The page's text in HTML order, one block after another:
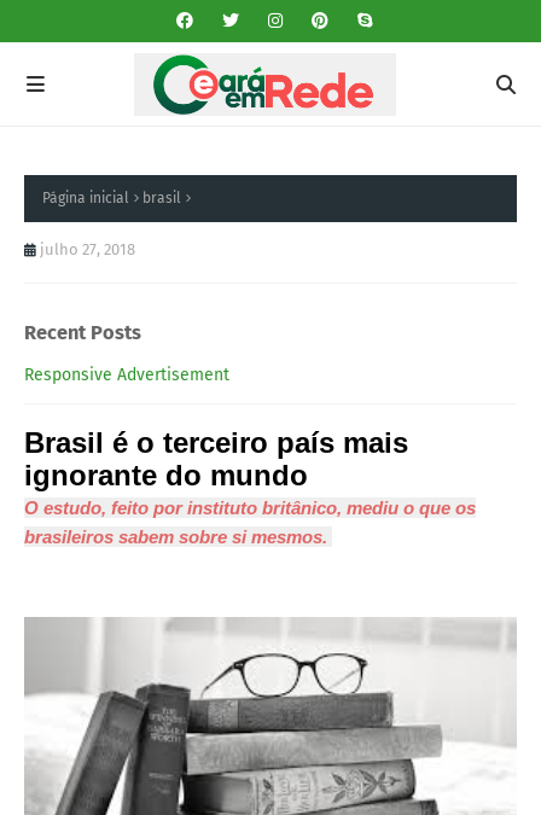
Página inicial brasil
julho 27, 2018
Recent Posts
Responsive Advertisement
Brasil é o terceiro país mais
ignorante do mundo
O estudo, feito por instituto britânico, mediu o que os
brasileiros sabem sobre si mesmos.